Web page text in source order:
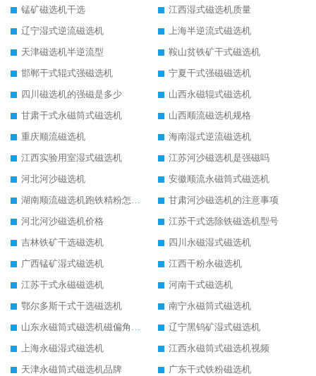
锰矿磁选机干选
江西湿式磁选机质量
辽宁湿式逆流磁选机
上海半逆流式磁选机
天津磁选机半逆流型
鞍山贫铁矿干式磁选机
邯郸干式辊式强磁选机
宁夏干式强磁磁选机
四川磁选机的强磁是多少
山西永磁辊式磁选机
甘肃干式永磁筒式磁选机
山西顺流磁选机规格
重庆顺流磁选机
海南湿式逆流磁选机
江西实验用室湿式磁选机
江苏河沙磁选机是强磁吗
河北河沙磁选机
安徽顺流永磁筒式磁选机
湖南顺流磁选机跑铁精粉怎么处理
甘肃河沙磁选机的注意事项
河北河沙磁选机价格
江苏干式选除铁磁选机型号
吉林铁矿干选磁选机
四川永磁湿式磁选机
广西锰矿湿式磁选机
江西干粉永磁选机
江苏干式永磁磁选机
河南干式磁选机
鄂尔多斯干式干选磁选机
南宁永磁筒式磁选机
山东永磁筒式磁选机磁偏角怎么调整
辽宁黑钨矿湿式磁选机
上海永磁湿式磁选机
江西永磁筒式磁选机视频
天津永磁筒式磁选机品牌
广东干式铁粉磁选机